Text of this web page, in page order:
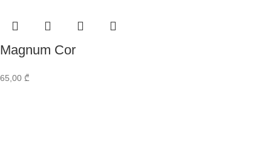
Magnum Cor
65,00 ₾